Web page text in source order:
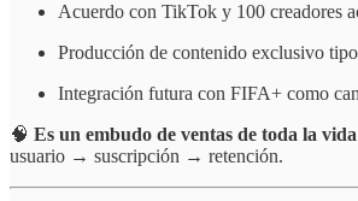
Acuerdo con TikTok y 100 creadores
Producción de contenido exclusivo
Integración futura con FIFA+ como
🧠 Es un embudo de ventas de toda la
usuario → suscripción → retención.